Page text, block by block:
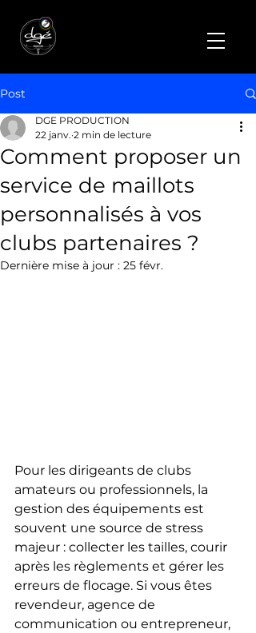
Post
Comment proposer un
service de maillots
personnalisés à vos
clubs partenaires ?
DGE PRODUCTION
22 janv. 2 min de lecture
Dernière mise à jour : 25 févr.
Pour les dirigeants de clubs
amateurs ou professionnels, la
gestion des équipements est
souvent une source de stress
majeur : collecter les tailles, courir
après les règlements et gérer les
erreurs de flocage. Si vous êtes
revendeur, agence de
communication ou entrepreneur,